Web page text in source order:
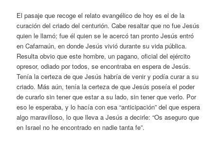
El pasaje que recoge el relato evangélico de hoy es el de la
curación del criado del centurión. Cabe resaltar que no fue Jesús
quien le llamó; fue él quien se le acercó tan pronto Jesús entró
en Cafarnaún, en donde Jesús vivió durante su vida pública.
Resulta obvio que este hombre, un pagano, oficial del ejército
opresor, odiado por todos, se encontraba en espera de Jesús.
Tenía la certeza de que Jesús habría de venir y podía curar a su
criado. Más aún, tenía la certeza de que Jesús poseía el poder
de curarlo sin tener que estar a su lado, sin tener que verlo. Por
eso le esperaba, y lo hacía con esa “anticipación” del que espera
algo maravilloso, lo que lleva a Jesús a decirle: “Os aseguro que
en Israel no he encontrado en nadie tanta fe”.